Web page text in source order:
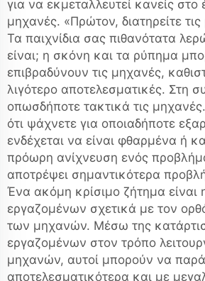
για να εκμεταλλευτεί κανείς στο
μηχανές. «Πρώτον, διατηρείτε
Τα παιχνίδια σας πιθανότατα
είναι; η σκόνη και τα ρύπημα
επιβραδύνουν τις μηχανές,
λιγότερο αποτελεσματικές. Στη
οπωσδήποτε τακτικά τις
ότι ψάχνετε για οποιαδήποτε
ενδέχεται να είναι φθαρμένα ή
πρόωρη ανίχνευση ενός
αποτρέψει σημαντικότερα
Ένα ακόμη κρίσιμο ζήτημα είναι
εργαζομένων σχετικά με τον
των μηχανών. Μέσω της
εργαζομένων στον τρόπο
μηχανών, αυτοί μπορούν να
αποτελεσματικότερα και με